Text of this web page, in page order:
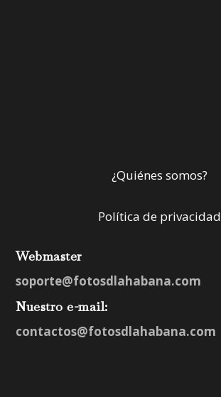
¿Quiénes somos?
Política de privacidad
Webmaster
soporte@fotosdlahabana.com
Nuestro e-mail:
contactos@fotosdlahabana.com